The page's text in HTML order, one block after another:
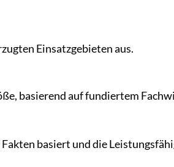
Einsatzgebieten aus.
basierend auf fundiertem
basiert und die